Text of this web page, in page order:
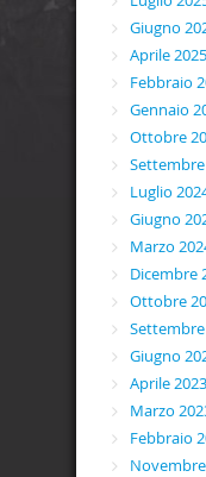
Giugno
Aprile 2025
Febbraio
Gennaio
Ottobre
Luglio
Giugno
Marzo
Dicembre
Ottobre
Giugno
Aprile 2023
Marzo
Febbraio